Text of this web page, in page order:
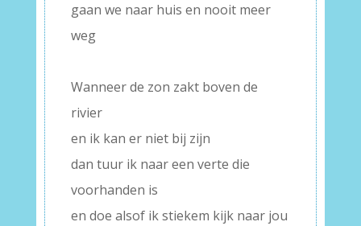
gaan we naar huis en nooit meer
weg
Wanneer de zon zakt boven de
rivier
en ik kan er niet bij zijn
dan tuur ik naar een verte die
voorhanden is
en doe alsof ik stiekem kijk naar jou